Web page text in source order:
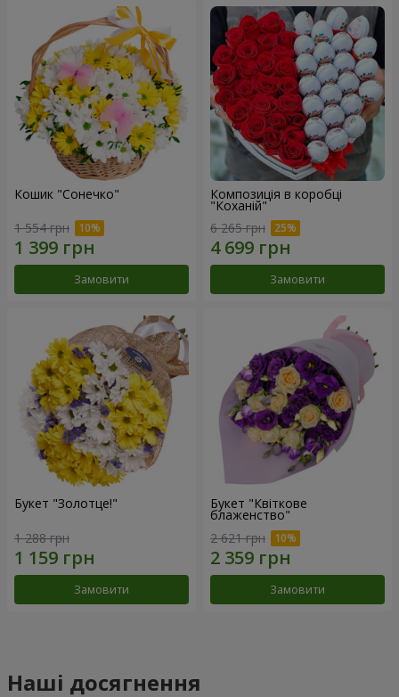
Кошик "Сонечко"
1 554 грн
Замовити
Композиція в коробці
"Коханій"
6 265 грн
Замовити
Букет "Золотце!"
1 288 грн
Замовити
Букет "Квіткове
блаженство"
2 621 грн
Замовити
Наші досягнення